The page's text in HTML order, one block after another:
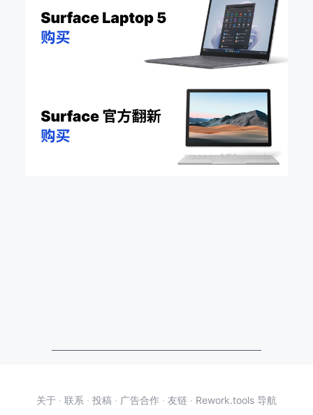
关于 · 联系 · 投稿 · 广告合作 · 友链 · Rework.tools 导航